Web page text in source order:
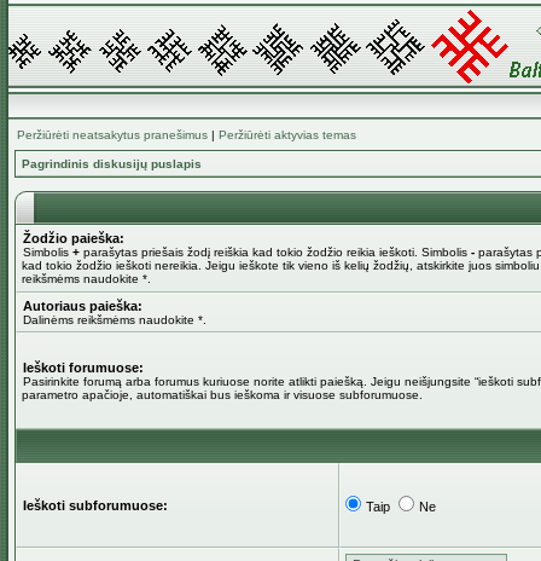
Peržiūrėti neatsakytus pranešimus | Peržiūrėti aktyvias temas
Pagrindinis diskusijų puslapis
Žodžio paieška:
Simbolis + parašytas priešais žodį reiškia kad tokio žodžio reikia ieškoti. Simbolis - parašytas
kad tokio žodžio ieškoti nereikia. Jeigu ieškote tik vieno iš kelių žodžių, atskirkite juos
reikšmėms naudokite *.
Autoriaus paieška:
Dalinėms reikšmėms naudokite *.
Ieškoti forumuose:
Pasirinkite forumą arba forumus kuriuose norite atlikti paiešką. Jeigu neišjungsite “ieškoti
parametro apačioje, automatiškai bus ieškoma ir visuose subforumuose.
Ieškoti subforumuose: Taip Ne